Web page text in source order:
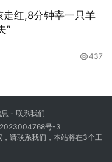
红,8分钟宰一只羊
”
437
- 联系我们
号-3
请联系我们，本站将在3个工